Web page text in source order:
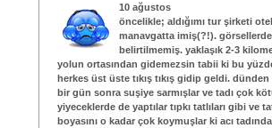
10 ağustos
öncelikle; aldığımı tur şirketi
manavgatta imiş(?!).
belirtilmemiş. yaklaşık 2-3
yolun ortasından gidemezsin tabii ki bu
herkes üst üste tıkış tıkış gidip geldi.
bir gün sonra suşiye sarmışlar ve tadı çok
yiyeceklerde de yaptılar tıpkı tatlıları gibi ve
boyasını o kadar çok koymuşlar ki acı